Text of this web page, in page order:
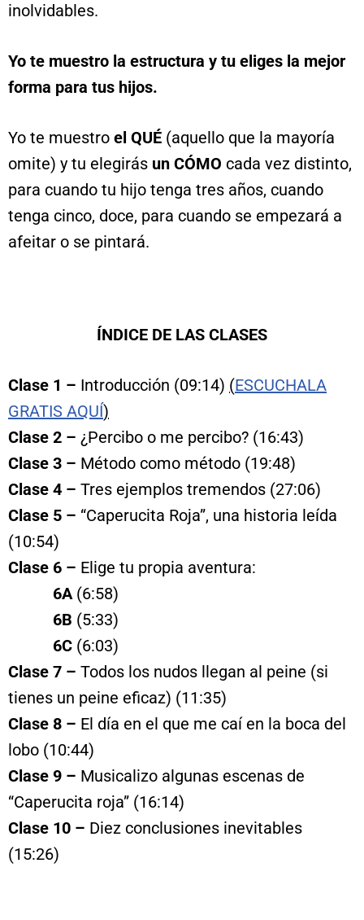
inolvidables.
Yo te muestro la estructura y tu eliges la mejor
forma para tus hijos.
Yo te muestro el QUÉ (aquello que la mayoría
omite) y tu elegirás un CÓMO cada vez distinto,
para cuando tu hijo tenga tres años, cuando
tenga cinco, doce, para cuando se empezará a
afeitar o se pintará.
ÍNDICE DE LAS CLASES
Clase 1 – Introducción (09:14) (ESCUCHALA
GRATIS AQUÍ)
Clase 2 – ¿Percibo o me percibo? (16:43)
Clase 3 – Método como método (19:48)
Clase 4 – Tres ejemplos tremendos (27:06)
Clase 5 – “Caperucita Roja”, una historia leída
(10:54)
Clase 6 – Elige tu propia aventura:
6A(6:58)
6B (5:33)
6C (6:03)
Clase 7 – Todos los nudos llegan al peine (si
tienes un peine eficaz) (11:35)
Clase 8 – El día en el que me caí en la boca del
lobo (10:44)
Clase 9 – Musicalizo algunas escenas de
“Caperucita roja” (16:14)
Clase 10 – Diez conclusiones inevitables
(15:26)